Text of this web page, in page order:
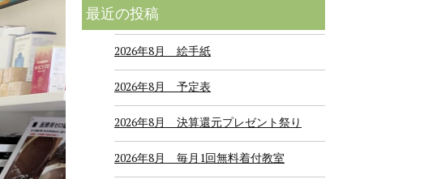
最近の投稿
2026年8月 絵手紙
2026年8月 予定表
2026年8月 決算還元プレゼント祭り
2026年8月 毎月1回無料着付教室